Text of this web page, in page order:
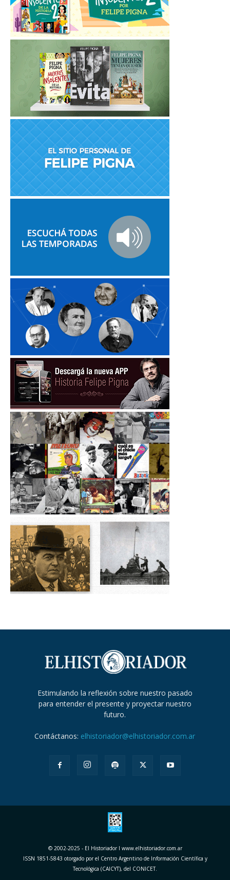
Estimulando la reflexión sobre nuestro pasado
para entender el presente y proyectar nuestro
futuro.
Contáctanos: elhistoriador@elhistoriador.com.ar
© 2002-2025 - El Historiador I www.elhistoriador.com.ar
ISSN 1851-5843 otorgado por el Centro Argentino de Información Científica y
Tecnológica (CAICYT), del CONICET.